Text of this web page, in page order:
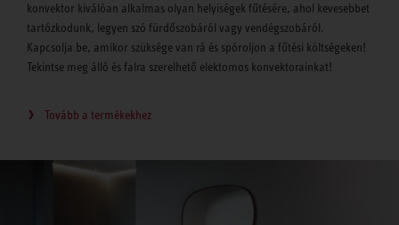
konvektor kiválóan alkalmas olyan helyiségek fűtésére, ahol kevesebbet
tartózkodunk, legyen szó fürdőszobáról vagy vendégszobáról.
Kapcsolja be, amikor szüksége van rá és spóroljon a fűtési költségeken!
Tekintse meg álló és falra szerelhető elektomos konvektorainkat!
Tovább a termékekhez